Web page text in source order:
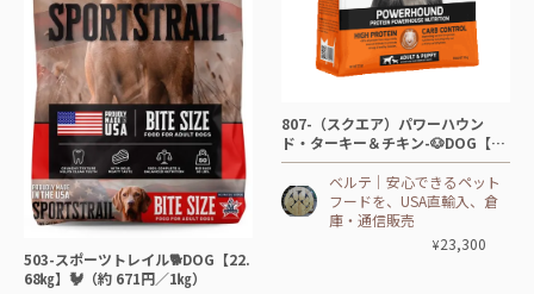
503-スポーツトレイル🐕DOG【22.
68㎏】🐓（約 671円／1㎏）
807-（スクエア）パワーハウン
ド・ターキー＆チキン-🐶DOG【10
㎏】🦃🐓🐟
ベルテ│安心できるペット
フードを、USA直輸入、倉
庫・通信販売
¥23,300